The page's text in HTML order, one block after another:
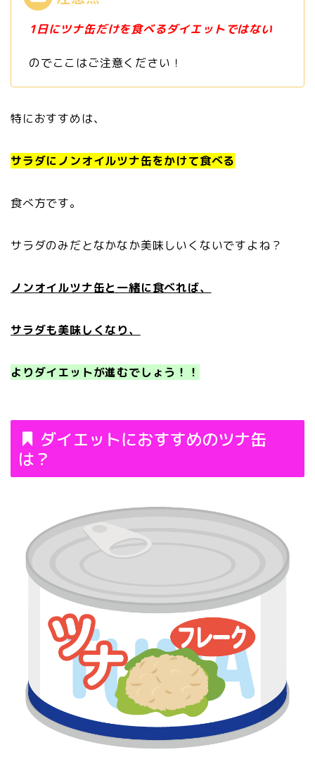
1日にツナ缶だけを食べるダイエットではない
のでここはご注意ください！
特におすすめは、
サラダにノンオイルツナ缶をかけて食べる
食べ方です。
サラダのみだとなかなか美味しいくないですよね？
ノンオイルツナ缶と一緒に食べれば、
サラダも美味しくなり、
よりダイエットが進むでしょう！！
ダイエットにおすすめのツナ缶
は？